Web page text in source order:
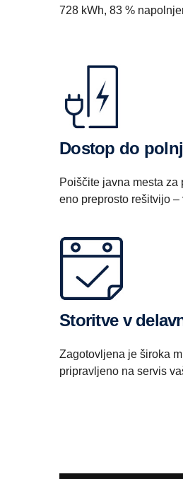
728 kWh, 83 %
Dostop do
Poiščite javna mesta
eno preprosto rešitvijo
Storitve v
Zagotovljena je široka
pripravljeno na servis